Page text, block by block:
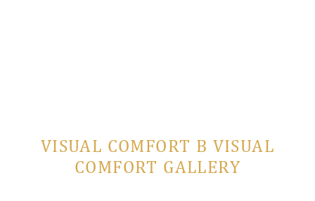
VISUAL COMFORT В VISUAL
COMFORT GALLERY